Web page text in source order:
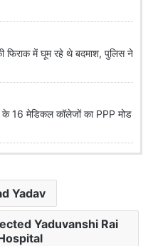
में घूम रहे थे बदमाश, पुलिस ने
16 मेडिकल कॉलेजों का PPP मोड
Yadav
Yaduvanshi Rai